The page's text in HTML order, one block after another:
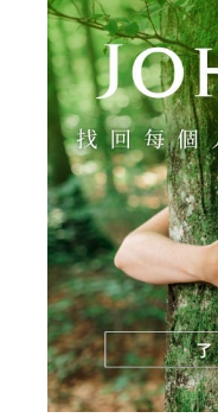
台湾楽天クレジットカー
Plus Pay
AFTEE代金後払い
一、 AFTEE代金後払いにつ
1.お支払い方法でAFTEE代
ウが表示されます。
2.SMSで認証してお支払い手
3.注文するときのお支払い
す。
4.ご注文が完了すると、携
の場合は、AFTEE アプリプ
5.商品受け取り時のお支払
はアプリの通知に従って、4
グでお支払いください。
代金納付期限は最短で 14
リをダウンロードして
ATM払い
配送方法
全家取貨付款
配送毎にNT$130、
付款後全家取貨
配送毎にNT$130、
7-11取貨付款